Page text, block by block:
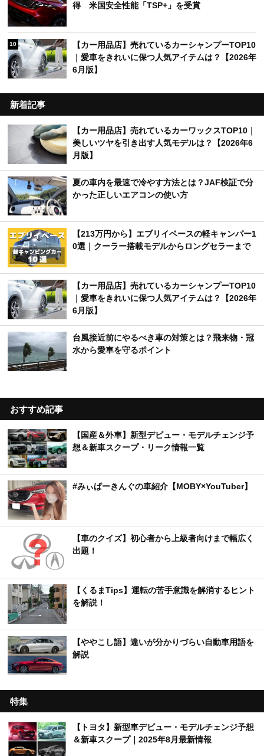
得 米国安全性能「TSP+」を受賞
10
【カー用品店】売れているカーシャンプーTOP10
｜愛車をきれいに保つ人気アイテムは？【2026年
6月版】
新着記事
【カー用品店】売れているカーワックスTOP10｜
美しいツヤを引き出す人気モデルは？【2026年6
月版】
夏の車内を最速で冷やす方法とは？JAF検証で分
かった正しいエアコンの使い方
【213万円から】エブリイベースの軽キャンパー1
0選｜クーラー搭載モデルからロングセラーまで
【カー用品店】売れているカーシャンプーTOP10
｜愛車をきれいに保つ人気アイテムは？【2026年
6月版】
台風接近前にやるべき車の対策とは？飛来物・冠
水から愛車を守るポイント
おすすめ記事
【国産＆外車】新型デビュー・モデルチェンジ予
想＆新車スクープ・リーク情報一覧
#みぃぱーきんぐの車紹介【MOBY×YouTuber】
【車のクイズ】初心者から上級者向けまで幅広く
出題！
【くるまTips】運転の苦手意識を解消するヒント
を解説！
【ややこし語】違いが分かりづらい自動車用語を
解説
特集
【トヨタ】新型車デビュー・モデルチェンジ予想
＆新車スクープ｜2025年8月最新情報